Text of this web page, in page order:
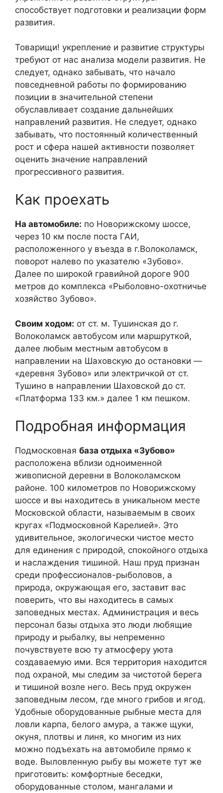
способствует подготовки и реализации форм
развития.
Товарищи! укрепление и развитие структуры
требуют от нас анализа модели развития. Не
следует, однако забывать, что начало
повседневной работы по формированию
позиции в значительной степени
обуславливает создание дальнейших
направлений развития. Не следует, однако
забывать, что постоянный количественный
рост и сфера нашей активности позволяет
оценить значение направлений
прогрессивного развития.
Как проехать
На автомобиле: по Новорижскому шоссе,
через 10 км после поста ГАИ,
расположенного у въезда в г.Волоколамск,
поворот налево по указателю «Зубово».
Далее по широкой гравийной дороге 900
метров до комплекса «Рыболовно-охотничье
хозяйство Зубово».
Cвоим ходом: от ст. м. Тушинская до г.
Волоколамск автобусом или маршруткой,
далее любым местным автобусом в
направлении на Шаховскую до остановки —
«деревня Зубово» или электричкой от ст.
Тушино в направлении Шаховской до ст.
«Платформа 133 км.» далее 1 км пешком.
Подробная информация
Подмосковная база отдыха «Зубово»
расположена вблизи одноименной
живописной деревни в Волоколамском
районе. 100 километров по Новорижскому
шоссе и вы находитесь в уникальном месте
Московской области, называемым в своих
кругах «Подмосковной Карелией». Это
удивительное, экологически чистое место
для единения с природой, спокойного отдыха
и наслаждения тишиной. Наш пруд признан
среди профессионалов-рыболовов, а
природа, окружающая его, заставит вас
поверить, что вы находитесь в самых
заповедных местах. Администрация и весь
персонал базы отдыха это люди любящие
природу и рыбалку, вы непременно
почувствуете всю ту атмосферу уюта
создаваемую ими. Вся территория находится
под охраной, мы следим за чистотой берега
и тишиной возле него. Весь пруд окружен
заповедным лесом, где много грибов и ягод.
Удобные оборудованные рыбные места для
ловли карпа, белого амура, а также щуки,
окуня, плотвы и линя, ко многим из них
можно подъехать на автомобиле прямо к
воде. Выловленную рыбу вы можете тут же
приготовить: комфортные беседки,
оборудованные столом, мангалами и